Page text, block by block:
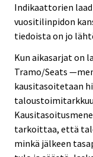
Indikaattorien
vuositilinpidon
tiedoista on jo
Kun aikasarjat on
Tramo/Seats
kausitasoitetaan
tarkoittaa, että
minkä jälkeen